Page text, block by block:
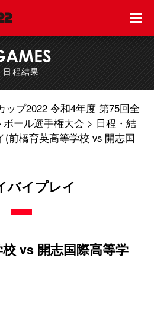
日程結果
ップ2022 令和4年度 第75回全
ール選手権大会
日程・結
(前橋育英高等学校 vs 開志国
バイプレイ
vs 開志国際高等学